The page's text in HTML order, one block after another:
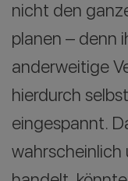
nicht den
planen – denn
anderweitige
hierdurch
eingespannt.
wahrscheinlich